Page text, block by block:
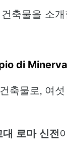
축물을 소개
di
축물로, 여
대 로마 신전